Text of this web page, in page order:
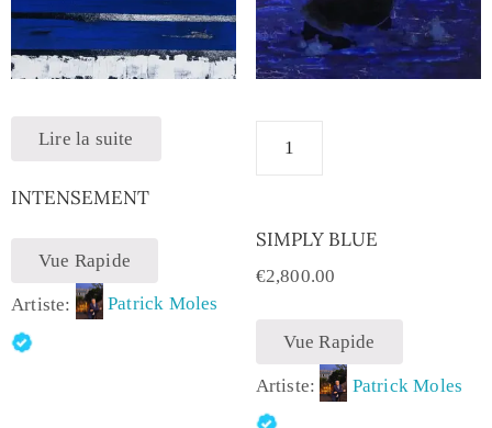
Lire la suite
INTENSEMENT
Vue Rapide
Artiste: Patrick Moles
SIMPLY BLUE
€2,800.00
Vue Rapide
Artiste: Patrick Moles